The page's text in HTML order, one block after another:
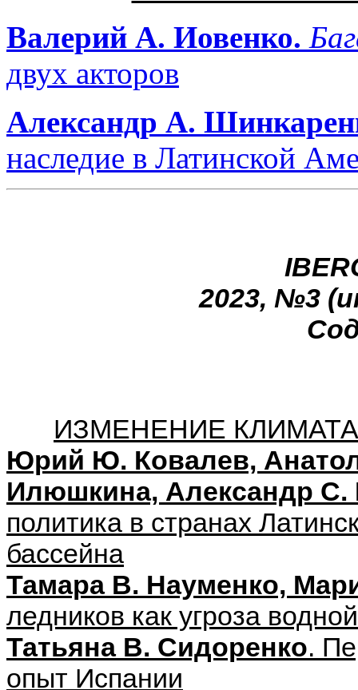
Валерий А. Иовенко.
двух акторов
Александр А.
наследие в Латинской
2023, №3
ИЗМЕНЕНИЕ
Юрий Ю. Ковалев,
Илюшкина, Александр С.
политика в странах
бассейна
Тамара В. Науменко,
ледников как угроза
Татьяна В. Сидоренко.
опыт Испании